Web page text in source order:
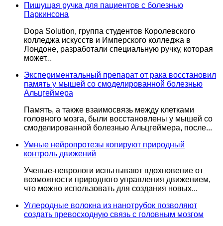
Пишущая ручка для пациентов с болезнью
Паркинсона
Dopa Solution, группа студентов Королевского
колледжа искусств и Имперского колледжа в
Лондоне, разработали специальную ручку, которая
может...
Экспериментальный препарат от рака восстановил
память у мышей со смоделированной болезнью
Альцгеймера
Память, а также взаимосвязь между клетками
головного мозга, были восстановлены у мышей со
смоделированной болезнью Альцгеймера, после...
Умные нейропротезы копируют природный
контроль движений
Ученые-неврологи испытывают вдохновение от
возможности природного управления движением,
что можно использовать для создания новых...
Углеродные волокна из нанотрубок позволяют
создать превосходную связь с головным мозгом